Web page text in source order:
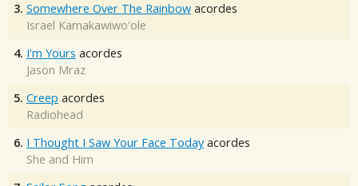
3. Somewhere Over The Rainbow acordes
Israel Kamakawiwo'ole
4. I'm Yours acordes
Jason Mraz
5. Creep acordes
Radiohead
6. I Thought I Saw Your Face Today acordes
She and Him